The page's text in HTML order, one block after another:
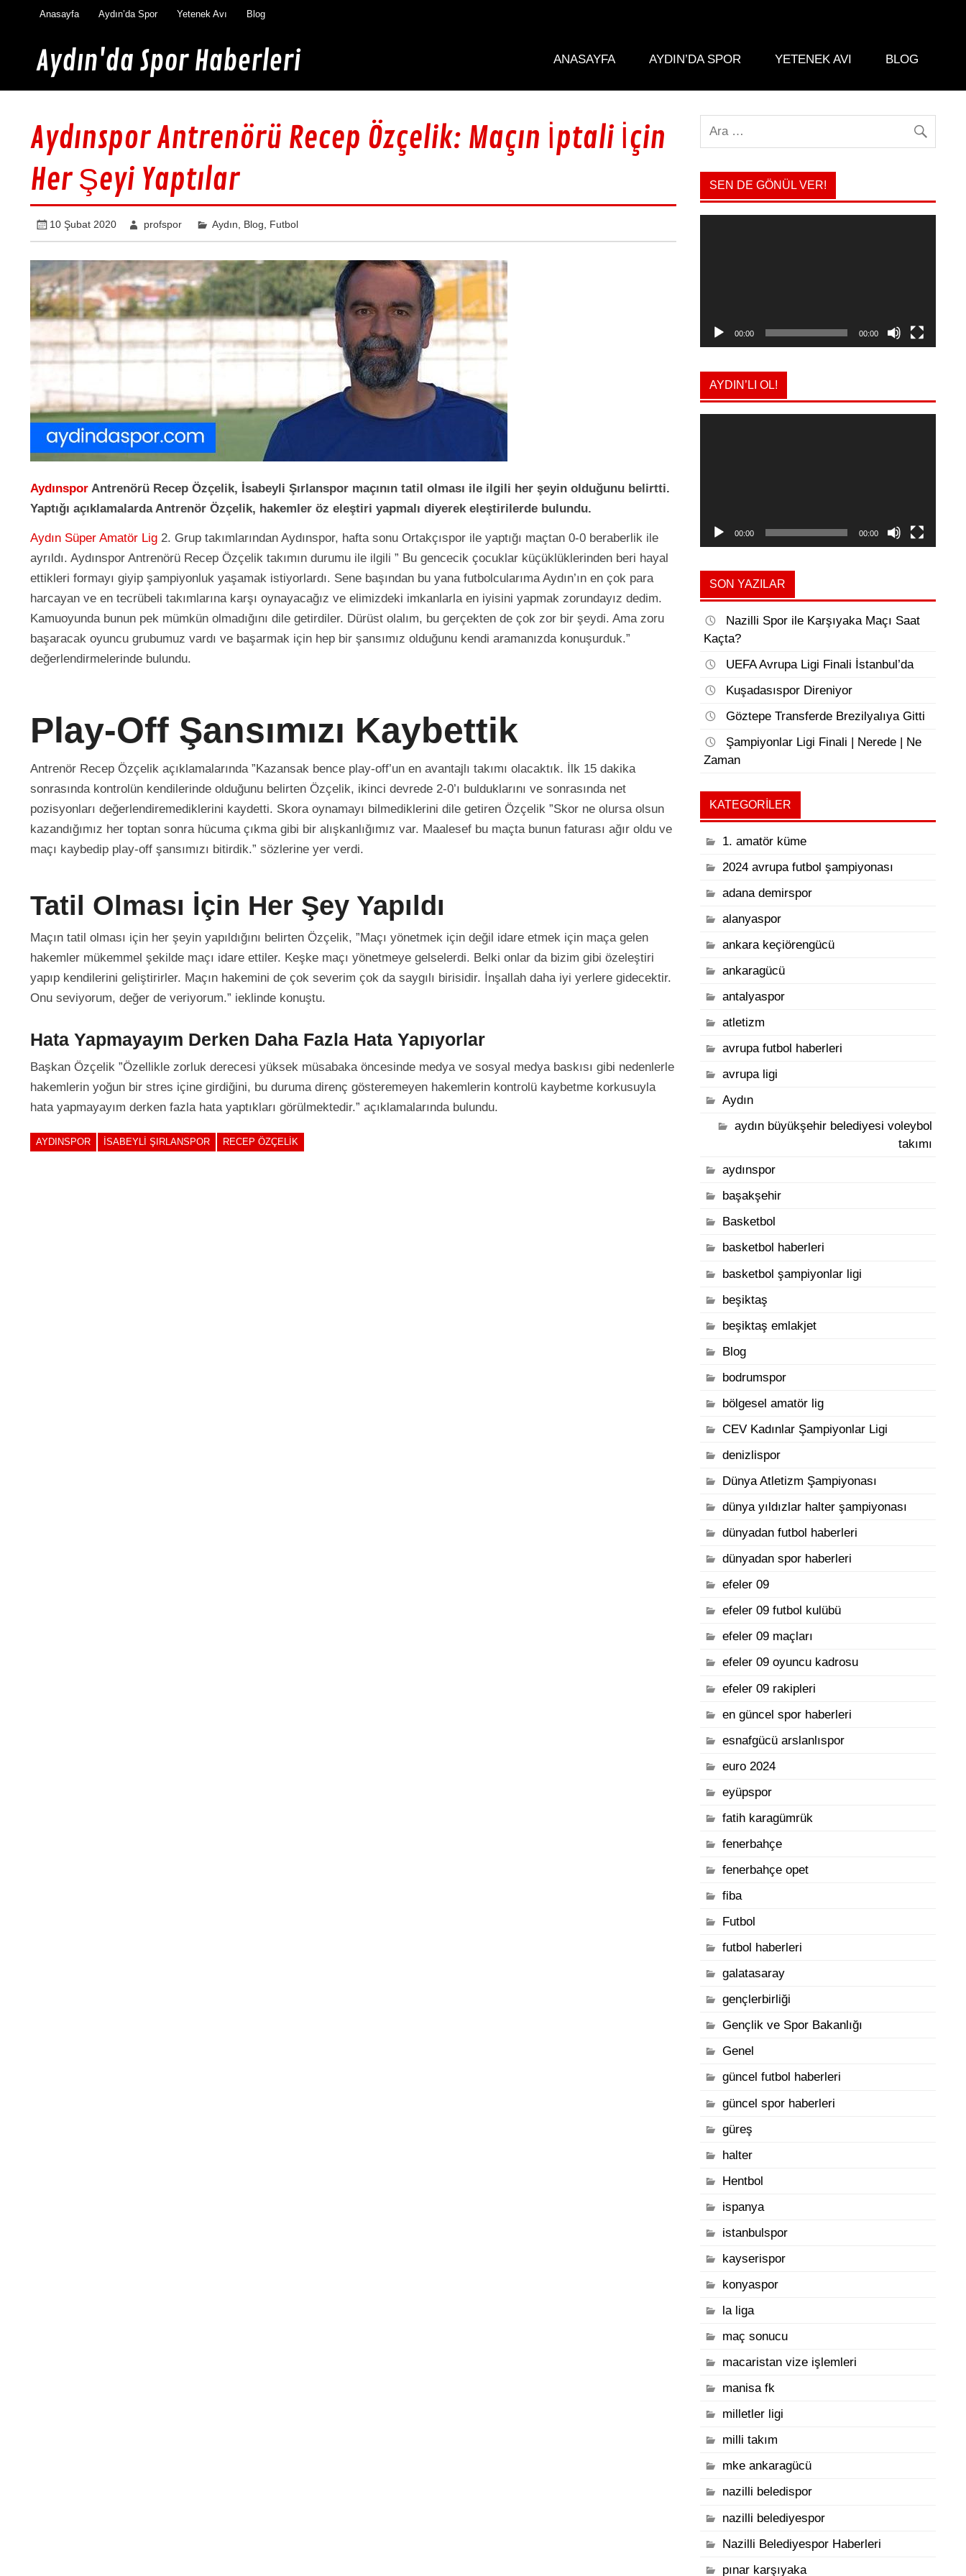
Anasayfa Aydın’da Spor Yetenek Avı Blog
Aydın'da Spor Haberleri
Aydın'da en güncel spor haberleri burada
ANASAYFA AYDIN’DA SPOR YETENEK AVI BLOG
Aydınspor Antrenörü Recep Özçelik: Maçın İptali İçin
Her Şeyi Yaptılar
10 Şubat 2020 profspor Aydın Blog Futbol
Aydınspor Antrenörü Recep Özçelik, İsabeyli Şırlanspor maçının tatil olması ile ilgili her şeyin olduğunu belirtti.
Yaptığı açıklamalarda Antrenör Özçelik, hakemler öz eleştiri yapmalı diyerek eleştirilerde bulundu.
Aydın Süper Amatör Lig 2. Grup takımlarından Aydınspor, hafta sonu Ortakçıspor ile yaptığı maçtan 0-0 beraberlik ile
ayrıldı. Aydınspor Antrenörü Recep Özçelik takımın durumu ile ilgili ” Bu gencecik çocuklar küçüklüklerinden beri hayal
ettikleri formayı giyip şampiyonluk yaşamak istiyorlardı. Sene başından bu yana futbolcularıma Aydın’ın en çok para
harcayan ve en tecrübeli takımlarına karşı oynayacağız ve elimizdeki imkanlarla en iyisini yapmak zorundayız dedim.
Kamuoyunda bunun pek mümkün olmadığını dile getirdiler. Dürüst olalım, bu gerçekten de çok zor bir şeydi. Ama zoru
başaracak oyuncu grubumuz vardı ve başarmak için hep bir şansımız olduğunu kendi aramanızda konuşurduk.”
değerlendirmelerinde bulundu.
Play-Off Şansımızı Kaybettik
Antrenör Recep Özçelik açıklamalarında ”Kazansak bence play-off’un en avantajlı takımı olacaktık. İlk 15 dakika
sonrasında kontrolün kendilerinde olduğunu belirten Özçelik, ikinci devrede 2-0’ı bulduklarını ve sonrasında net
pozisyonları değerlendiremediklerini kaydetti. Skora oynamayı bilmediklerini dile getiren Özçelik ”Skor ne olursa olsun
kazandığımız her toptan sonra hücuma çıkma gibi bir alışkanlığımız var. Maalesef bu maçta bunun faturası ağır oldu ve
maçı kaybedip play-off şansımızı bitirdik.” sözlerine yer verdi.
Tatil Olması İçin Her Şey Yapıldı
Maçın tatil olması için her şeyin yapıldığını belirten Özçelik, ”Maçı yönetmek için değil idare etmek için maça gelen
hakemler mükemmel şekilde maçı idare ettiler. Keşke maçı yönetmeye gelselerdi. Belki onlar da bizim gibi özeleştiri
yapıp kendilerini geliştirirler. Maçın hakemini de çok severim çok da saygılı birisidir. İnşallah daha iyi yerlere gidecektir.
Onu seviyorum, değer de veriyorum.” ieklinde konuştu.
Hata Yapmayayım Derken Daha Fazla Hata Yapıyorlar
Başkan Özçelik ”Özellikle zorluk derecesi yüksek müsabaka öncesinde medya ve sosyal medya baskısı gibi nedenlerle
hakemlerin yoğun bir stres içine girdiğini, bu duruma direnç gösteremeyen hakemlerin kontrolü kaybetme korkusuyla
hata yapmayayım derken fazla hata yaptıkları görülmektedir.” açıklamalarında bulundu.
AYDINSPOR İSABEYLI ŞIRLANSPOR RECEP ÖZÇELIK
SEN DE GÖNÜL VER!
Video
00:00 00:00
AYDIN’LI OL!
00:00 00:00
SON YAZILAR
Nazilli Spor ile Karşıyaka Maçı Saat
Kaçta?
UEFA Avrupa Ligi Finali İstanbul’da
Kuşadasıspor Direniyor
Göztepe Transferde Brezilyalıya Gitti
Şampiyonlar Ligi Finali | Nerede | Ne
Zaman
KATEGORILER
1. amatör küme
2024 avrupa futbol şampiyonası
adana demirspor
alanyaspor
ankara keçiörengücü
ankaragücü
antalyaspor
atletizm
avrupa futbol haberleri
avrupa ligi
Aydın
aydın büyükşehir belediyesi voleybol
takımı
aydınspor
başakşehir
Basketbol
basketbol haberleri
basketbol şampiyonlar ligi
beşiktaş
beşiktaş emlakjet
Blog
bodrumspor
bölgesel amatör lig
CEV Kadınlar Şampiyonlar Ligi
denizlispor
Dünya Atletizm Şampiyonası
dünya yıldızlar halter şampiyonası
dünyadan futbol haberleri
dünyadan spor haberleri
efeler 09
efeler 09 futbol kulübü
efeler 09 maçları
efeler 09 oyuncu kadrosu
efeler 09 rakipleri
en güncel spor haberleri
esnafgücü arslanlıspor
euro 2024
eyüpspor
fatih karagümrük
fenerbahçe
fenerbahçe opet
fiba
Futbol
futbol haberleri
galatasaray
gençlerbirliği
Gençlik ve Spor Bakanlığı
Genel
güncel futbol haberleri
güncel spor haberleri
güreş
halter
Hentbol
ispanya
istanbulspor
kayserispor
konyaspor
la liga
maç sonucu
macaristan vize işlemleri
manisa fk
milletler ligi
milli takım
mke ankaragücü
nazilli beledispor
nazilli belediyespor
Nazilli Belediyespor Haberleri
pınar karşıyaka